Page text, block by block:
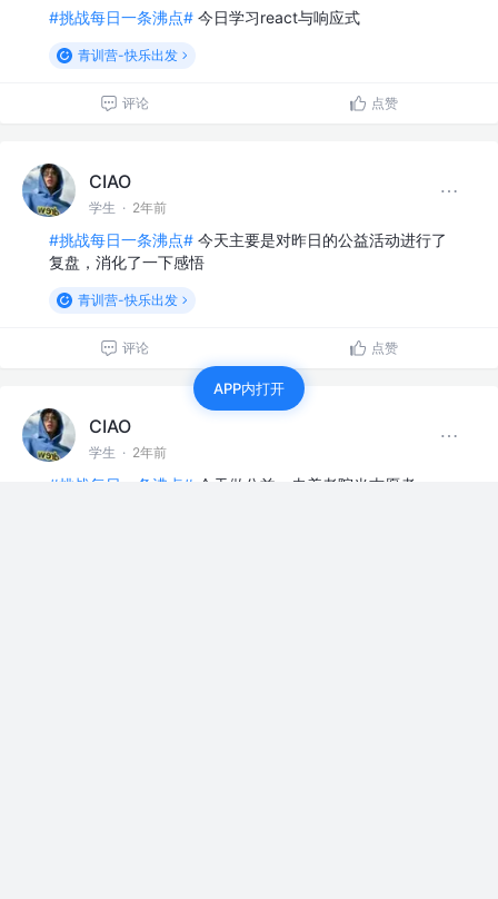
#挑战每日一条沸点# 今日学习react与响应式
青训营-快乐出发
评论 点赞
CIAO
学生 · 2年前
#挑战每日一条沸点# 今天主要是对昨日的公益活动进行了
复盘，消化了一下感悟
青训营-快乐出发
评论 点赞
CIAO
学生 · 2年前
#挑战每日一条沸点# 今天做公益，去养老院当志愿者
APP内打开